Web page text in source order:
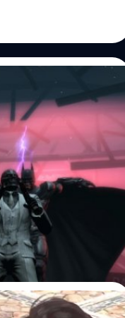
!! Samsung จะทำให้
เตรียมออก
ปล่อย Deluxe
Wii U เมษานี้
Arkham Origins
บมาลงในเครื่อง Play
รูปแบบ PC หลังจากก่อน